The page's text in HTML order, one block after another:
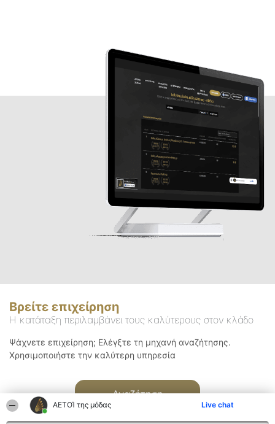
ΑΕΤΟΊ της μόδας Live chat
Βρείτε επιχείρηση
Η κατάταξη περιλαμβάνει τους καλύτερους στον κλάδο
Ψάχνετε επιχείρηση; Ελέγξτε τη μηχανή αναζήτησης.
Χρησιμοποιήστε την καλύτερη υπηρεσία
Αναζήτηση